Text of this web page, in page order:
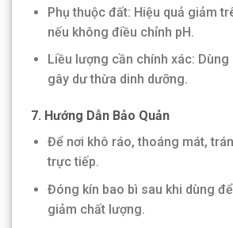
Phụ thuộc đất: Hiệu quả giảm
nếu không điều chỉnh pH.
Liều lượng cần chính xác:
gây dư thừa dinh dưỡng.
7. Hướng Dẫn Bảo Quản
Để nơi khô ráo, thoáng mát,
trực tiếp.
Đóng kín bao bì sau khi dùng
giảm chất lượng.